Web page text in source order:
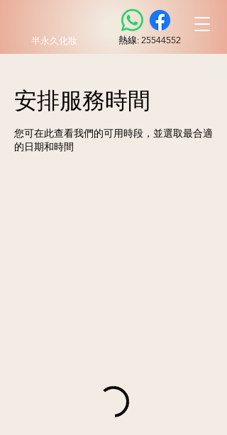
半永久化妝 ​熱線: 25544552
安排服務時間
您可在此查看我們的可用時段，並選取最合適
的日期和時間